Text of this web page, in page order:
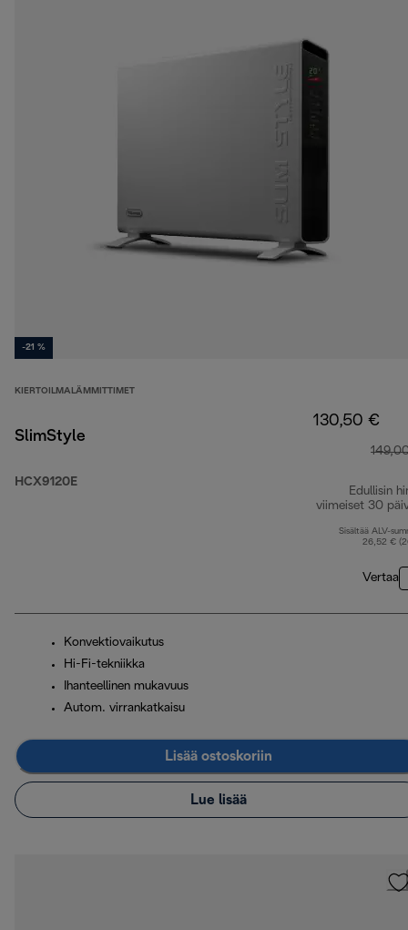
-21 %
KIERTOILMALÄMMITTIMET
SlimStyle
HCX9120E
130,50 €
Edullisin
viimeiset 30
Sisältää ALV-
26,52 €
Vertaa
Konvektiovaikutus
Hi-Fi-tekniikka
Ihanteellinen mukavuus
Autom. virrankatkaisu
Lisää ostoskoriin
Lue lisää